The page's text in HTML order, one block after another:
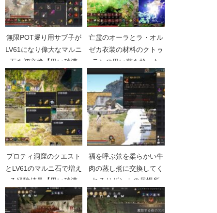
無限POT堀り用サブ子が
LV61になり偉大なマルニ
石を初交換【黒い砂漠
Part3549】
亡霊のオーラとラ・オル
ゼカ衣装の材料のクトゥ
ランの黒い葉を拾った
【黒い砂漠Part3423】
プロティ洞窟のクエスト
とLV61のマルニ石で増え
る経験値量【黒い砂漠
Part2103】
福を呼ぶ笊を柔らかい牛
肉の蒸し煮に交換してく
れるサザンカの居場所
【黒い砂漠Part3799】